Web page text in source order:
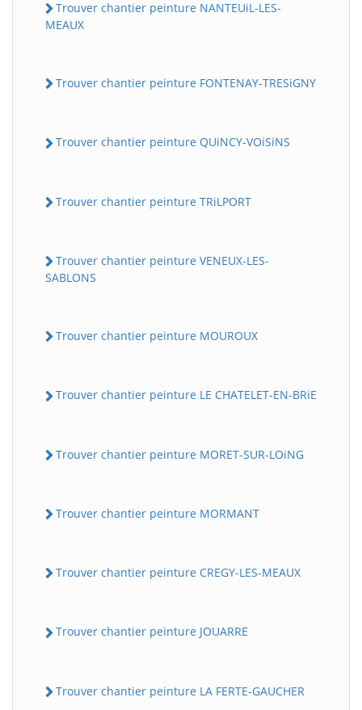
Trouver chantier peinture NANTEUiL-LES-
MEAUX
Trouver chantier peinture FONTENAY-TRESiGNY
Trouver chantier peinture QUiNCY-VOiSiNS
Trouver chantier peinture TRiLPORT
Trouver chantier peinture VENEUX-LES-
SABLONS
Trouver chantier peinture MOUROUX
Trouver chantier peinture LE CHATELET-EN-BRiE
Trouver chantier peinture MORET-SUR-LOiNG
Trouver chantier peinture MORMANT
Trouver chantier peinture CREGY-LES-MEAUX
Trouver chantier peinture JOUARRE
Trouver chantier peinture LA FERTE-GAUCHER